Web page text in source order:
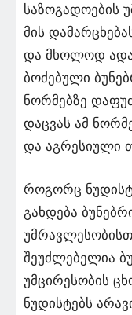
საზოგადოების
მის
და მხოლოდ
ბოძებული
ნორმებზე
დაცვას ამ
და აგრესიული
როგორც
გახდება
შეუძლებელია
უმცირესობის
ნუდისტებს